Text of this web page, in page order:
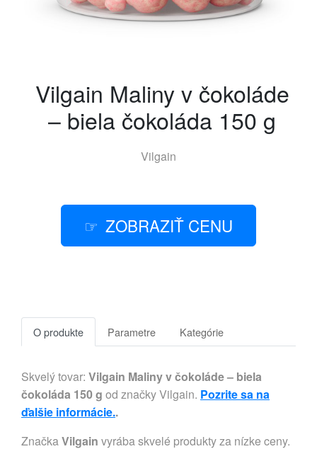
Vilgain Maliny v čokoláde
– biela čokoláda 150 g
Vilgain
ZOBRAZIŤ CENU
O produkte Parametre Kategórie
Skvelý tovar: Vilgain Maliny v čokoláde – biela
čokoláda 150 g od značky Vilgain. Pozrite sa na
ďalšie informácie..
ZnačkaVilgain vyrába skvelé produkty za nízke ceny.